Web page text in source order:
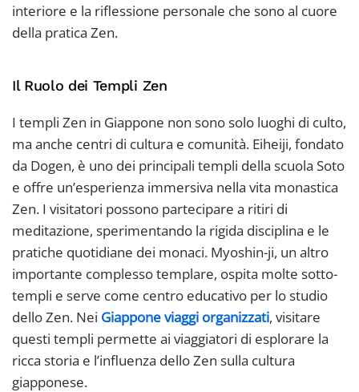
interiore e la riflessione personale che sono al cuore
della pratica Zen.
Il Ruolo dei Templi Zen
I templi Zen in Giappone non sono solo luoghi di culto,
ma anche centri di cultura e comunità. Eiheiji, fondato
da Dogen, è uno dei principali templi della scuola Soto
e offre un’esperienza immersiva nella vita monastica
Zen. I visitatori possono partecipare a ritiri di
meditazione, sperimentando la rigida disciplina e le
pratiche quotidiane dei monaci. Myoshin-ji, un altro
importante complesso templare, ospita molte sotto-
templi e serve come centro educativo per lo studio
dello Zen. Nei Giappone viaggi organizzati, visitare
questi templi permette ai viaggiatori di esplorare la
ricca storia e l’influenza dello Zen sulla cultura
giapponese.